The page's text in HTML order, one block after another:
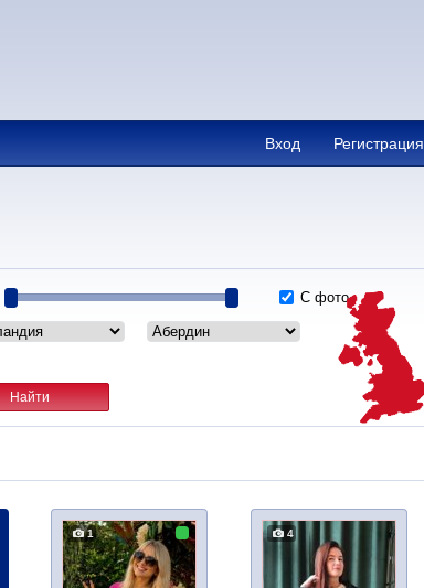
Регистрация
Вход
С фото
1 4